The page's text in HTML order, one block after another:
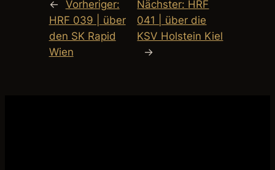
←
Vorheriger:
HRF 039 | über
den SK Rapid
Wien
Nächster: HRF
041 | über die
KSV Holstein Kiel
→